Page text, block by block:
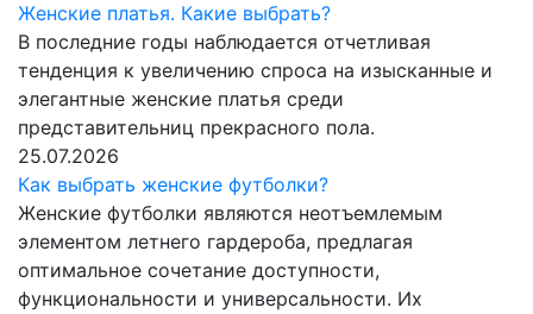
Женские платья. Какие выбрать?
В последние годы наблюдается отчетливая
тенденция к увеличению спроса на изысканные и
элегантные женские платья среди
представительниц прекрасного пола.
25.07.2026
Как выбрать женские футболки?
Женские футболки являются неотъемлемым
элементом летнего гардероба, предлагая
оптимальное сочетание доступности,
функциональности и универсальности. Их